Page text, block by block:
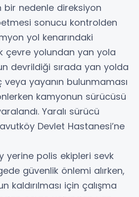
bir nedenle direksiyon
sonucu kontrolden
yol kenarındaki
çevre yolundan yan yola
devrildiği sırada yan yolda
yayanın bulunmaması
kamyonun sürücüsü
Yaralı sürücü
Devlet Hastanesi’ne
yerine polis ekipleri sevk
güvenlik önlemi alırken,
kaldırılması için çalışma